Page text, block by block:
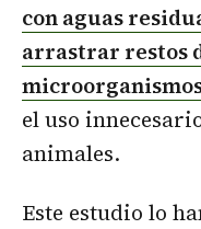
con aguas
arrastrar restos
el uso
animales.
Este estudio lo